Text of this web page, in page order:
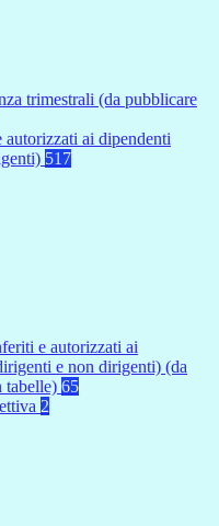
trimestrali (da pubblicare
ai dipendenti
517
e autorizzati ai
e non dirigenti) (da
tabelle) 65
2